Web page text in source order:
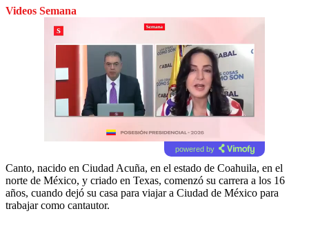
Videos Semana
powered by
Canto, nacido en Ciudad Acuña, en el estado de Coahuila, en el
norte de México, y criado en Texas, comenzó su carrera a los 16
años, cuando dejó su casa para viajar a Ciudad de México para
trabajar como cantautor.